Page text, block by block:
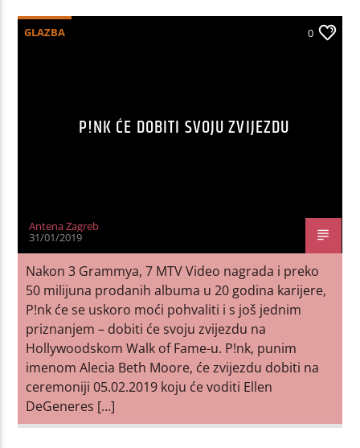
GLAZBA 0
P!NK ĆE DOBITI SVOJU ZVIJEZDU
Antena Zagreb
31/01/2019
Nakon 3 Grammya, 7 MTV Video nagrada i preko
50 milijuna prodanih albuma u 20 godina karijere,
P!nk će se uskoro moći pohvaliti i s još jednim
priznanjem – dobiti će svoju zvijezdu na
Hollywoodskom Walk of Fame-u. P!nk, punim
imenom Alecia Beth Moore, će zvijezdu dobiti na
ceremoniji 05.02.2019 koju će voditi Ellen
DeGeneres […]